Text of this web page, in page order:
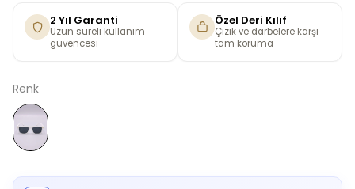
2 Yıl Garanti
Uzun süreli kullanım
güvencesi
Özel Deri Kılıf
Çizik ve darbelere karşı
tam koruma
Renk